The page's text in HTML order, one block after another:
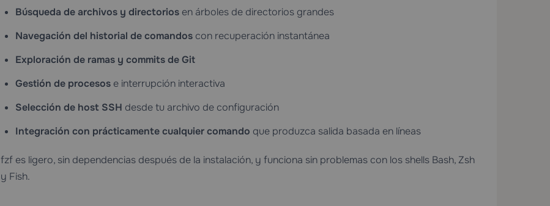
Búsqueda de archivos y directoriosen árboles de directorios grandes
Navegación del historial de comandoscon recuperación instantánea
Exploración de ramas y commits de Git
Gestión de procesose interrupción interactiva
Selección de host SSH desde tu archivo de configuración
Integración con prácticamente cualquier comando que produzca salida basada en líneas
fzf es ligero, sin dependencias después de la instalación, y funciona sin problemas con los shells Bash, Zsh
y Fish.